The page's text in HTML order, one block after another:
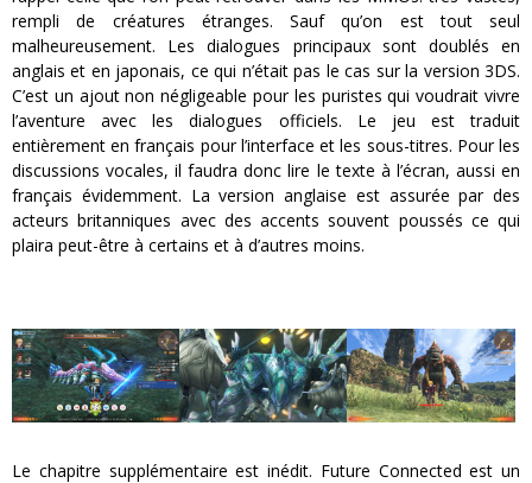
rempli de créatures étranges. Sauf qu’on est tout seul
malheureusement. Les dialogues principaux sont doublés en
anglais et en japonais, ce qui n’était pas le cas sur la version 3DS.
C’est un ajout non négligeable pour les puristes qui voudrait vivre
l’aventure avec les dialogues officiels. Le jeu est traduit
entièrement en français pour l’interface et les sous-titres. Pour les
discussions vocales, il faudra donc lire le texte à l’écran, aussi en
français évidemment. La version anglaise est assurée par des
acteurs britanniques avec des accents souvent poussés ce qui
plaira peut-être à certains et à d’autres moins.
Le chapitre supplémentaire est inédit. Future Connected est un